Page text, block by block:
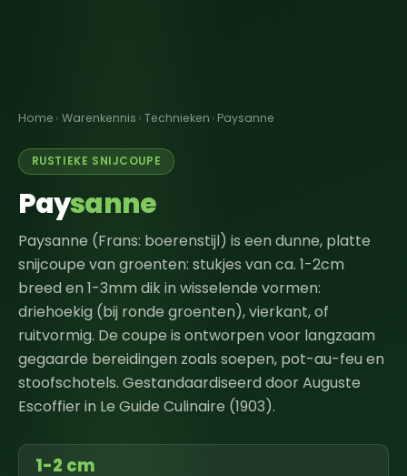
Home › Warenkennis › Technieken › Paysanne
RUSTIEKE SNIJCOUPE
Paysanne
Paysanne (Frans: boerenstijl) is een dunne, platte
snijcoupe van groenten: stukjes van ca. 1-2cm
breed en 1-3mm dik in wisselende vormen:
driehoekig (bij ronde groenten), vierkant, of
ruitvormig. De coupe is ontworpen voor langzaam
gegaarde bereidingen zoals soepen, pot-au-feu en
stoofschotels. Gestandaardiseerd door Auguste
Escoffier in Le Guide Culinaire (1903).
1-2 cm